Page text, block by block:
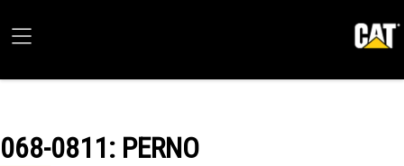
068-0811: PERNO